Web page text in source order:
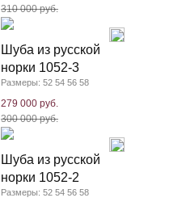
310 000 руб.
Шуба из русской
норки 1052-3
Размеры: 52 54 56 58
279 000 руб.
300 000 руб.
Шуба из русской
норки 1052-2
Размеры: 52 54 56 58